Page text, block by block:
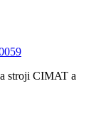
stroji CIMAT a